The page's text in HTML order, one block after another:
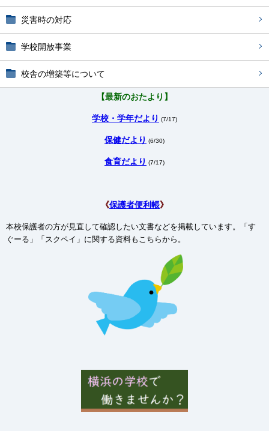
災害時の対応
学校開放事業
校舎の増築等について
【最新のおたより】
学校・学年だより (7/17)
保健だより (6/30)
食育だより (7/17)
《保護者便利帳》
本校保護者の方が見直して確認したい文書などを掲載しています。「す
ぐーる」「スクペイ」に関する資料もこちらから。